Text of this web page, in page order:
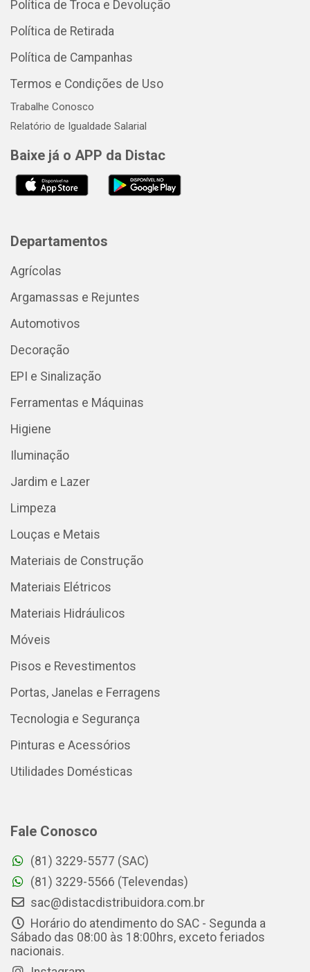
Política de Troca e Devolução
Política de Retirada
Política de Campanhas
Termos e Condições de Uso
Trabalhe Conosco
Relatório de Igualdade Salarial
Baixe já o APP da Distac
Departamentos
Agrícolas
Argamassas e Rejuntes
Automotivos
Decoração
EPI e Sinalização
Ferramentas e Máquinas
Higiene
Iluminação
Jardim e Lazer
Limpeza
Louças e Metais
Materiais de Construção
Materiais Elétricos
Materiais Hidráulicos
Móveis
Pisos e Revestimentos
Portas, Janelas e Ferragens
Tecnologia e Segurança
Pinturas e Acessórios
Utilidades Domésticas
Fale Conosco
(81) 3229-5577 (SAC)
(81) 3229-5566 (Televendas)
sac@distacdistribuidora.com.br
Horário do atendimento do SAC - Segunda a
Sábado das 08:00 às 18:00hrs, exceto feriados
nacionais.